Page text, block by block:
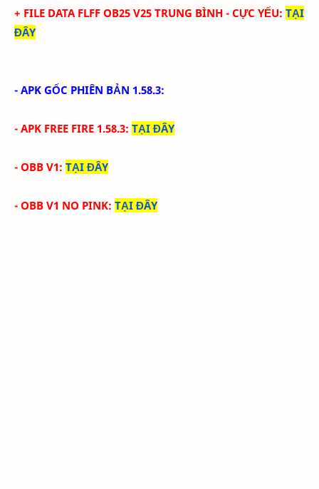
+ FILE DATA FLFF OB25 V25 TRUNG BÌNH - CỰC YẾU: TẠI
ĐÂY
- APK GỐC PHIÊN BẢN 1.58.3:
- APK FREE FIRE 1.58.3: TẠI ĐÂY
- OBB V1: TẠI ĐÂY
- OBB V1 NO PINK: TẠI ĐÂY